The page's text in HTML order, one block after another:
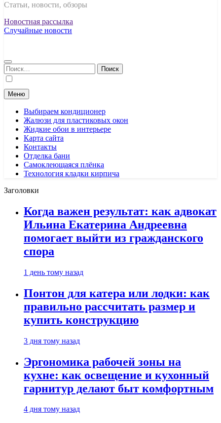
Статьи, новости, обзоры
Новостная рассылка
Случайные новости
Найти:
Меню
Выбираем кондиционер
Жалюзи для пластиковых окон
Жидкие обои в интерьере
Карта сайта
Контакты
Отделка бани
Самоклеющаяся плёнка
Технология кладки кирпича
Заголовки
Когда важен результат: как адвокат
Ильина Екатерина Андреевна
помогает выйти из гражданского
спора
1 день тому назад
Понтон для катера или лодки: как
правильно рассчитать размер и
купить конструкцию
3 дня тому назад
Эргономика рабочей зоны на
кухне: как освещение и кухонный
гарнитур делают быт комфортным
4 дня тому назад